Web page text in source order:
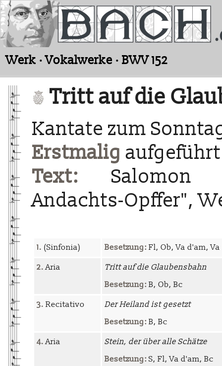
Werk · Vokalwerke · BWV 152
Tritt auf die
Kantate zum
Erstmalig aufgeführt
Text: Salomon
Andachts-Opffer",
1. (Sinfonia) Besetzung: Fl, Ob, Va d'am,
2.Aria
Tritt auf die Glaubensbahn
Besetzung: B, Ob, Bc
3. Recitativo
Der Heiland ist gesetzt
Besetzung: B, Bc
4.Aria
Stein, der über alle Schätze
Besetzung: S, Fl, Va d'am, Bc